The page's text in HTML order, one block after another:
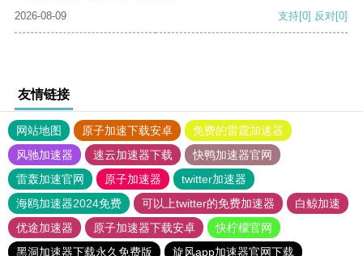
2026-08-09
支持[0] 反对[0]
友情链接
网站地图 原子加速下载安卓
免费的雷霆加速器
风驰加速器
速云加速器下载
快鸭加速器官网
雷轰加速官网
原子加速器
twitter加速器
海鸥加速器2024免费
可以上twitter的免费加速器
白鲸加速
优途加速器
原子加速器下载安卓
快柠檬官网
黑洞加速器下载永久免费版
旋风app加速器官网下载